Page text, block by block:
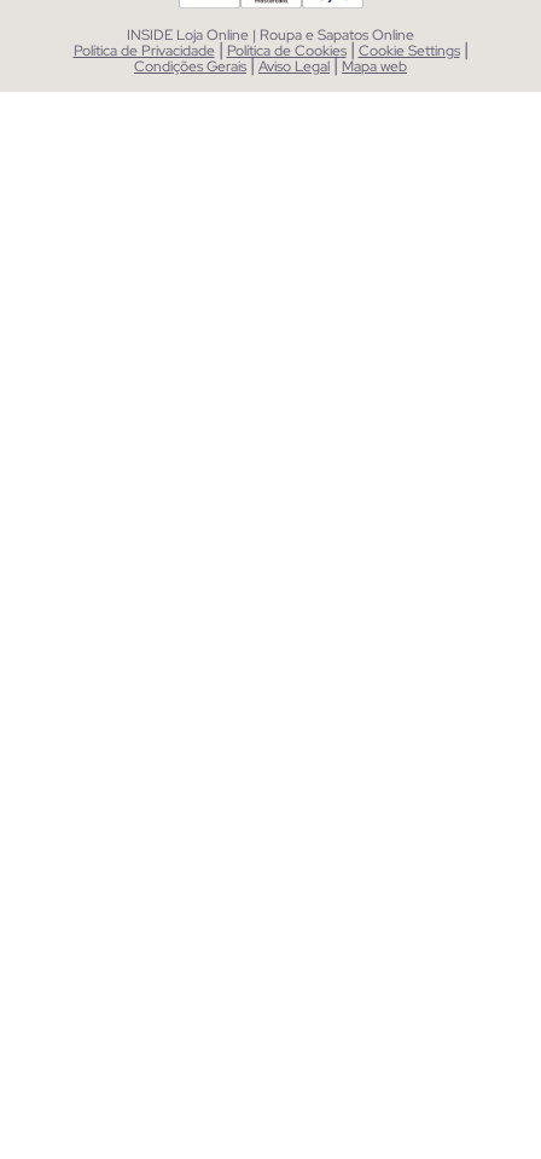
INSIDE Loja Online | Roupa e Sapatos Online
Política de Privacidade | Política de Cookies | Cookie Settings |
Condições Gerais|Aviso Legal| Mapa web